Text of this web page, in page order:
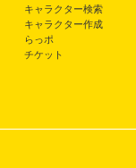
キャラクター検索
キャラクター作成
らっポ
チケット